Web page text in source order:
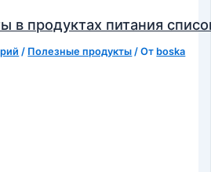
в продуктах питания
/ Полезные продукты / От boska